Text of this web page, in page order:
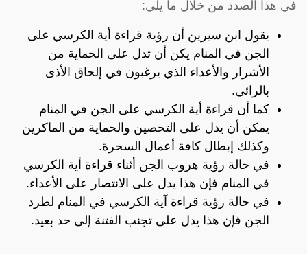
في هذا الصدد من خلال ما يلي:
يقول ابن سيرين أن رؤية قراءة أية الكرسي على
الجن في المنام يكن أن تدل على الحماية من
الأشرار والأعداء الذي يرغبون في إلحاق الأذى
بالرائي.
كما أن قراءة أية الكرسي على الجن في المنام
يمكن أن يدل على التحصين والحماية من الماكرين
وكذلك إبطال كافة أعمال السحرة.
في حالة رؤية هروب الجن أثناء قراءة أية الكرسي
في المنام فإن هذا يدل على الانتصار على الأعداء.
في حالة رؤية قراءة آية الكرسي في المنام لطرد
الجن فإن هذا يدل على تجنب الفتنة إلى حد بعيد.